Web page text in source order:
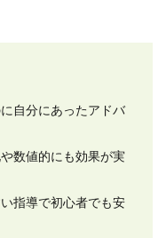
自分にあったアドバ
や数値的にも効果が実
い指導で初心者でも安